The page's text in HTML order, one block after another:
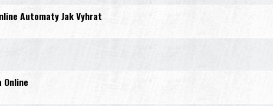
Automaty Jak Vyhrat
Online